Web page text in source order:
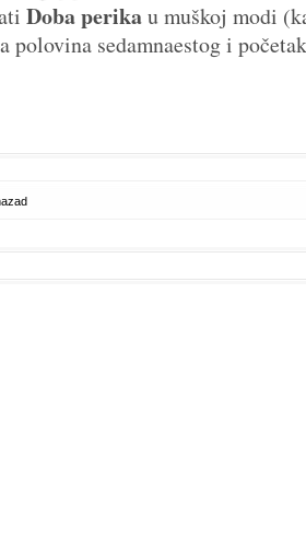
Doba perikau muškoj modi
polovina sedamnaestog i